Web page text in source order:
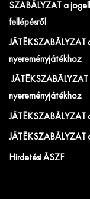
SZABÁLYZAT a
fellépésről
nyereményjátékhoz
JÁTÉKSZABÁLYZAT
nyereményjátékhoz
JÁTÉKSZABÁLYZAT
JÁTÉKSZABÁLYZAT
Hirdetési ÁSZF